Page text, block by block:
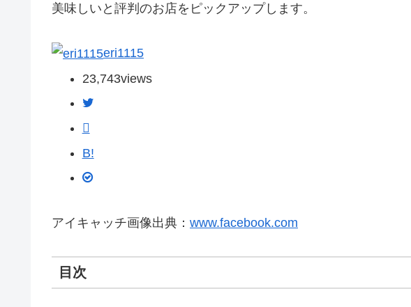
美味しいと評判のお店をピックアップします。
eri1115
23,743views
B!
アイキャッチ画像出典： www.facebook.com
目次